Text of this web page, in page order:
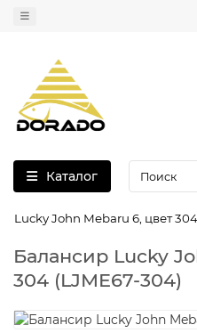
Каталог
Lucky John Mebaru 6, цвет 304
Балансир Lucky
304 (LJME67-304)